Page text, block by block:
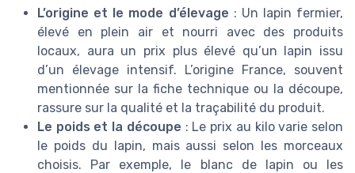
L’origine et le mode d’élevage : Un lapin fermier,
élevé en plein air et nourri avec des produits
locaux, aura un prix plus élevé qu’un lapin issu
d’un élevage intensif. L’origine France, souvent
mentionnée sur la fiche technique ou la découpe,
rassure sur la qualité et la traçabilité du produit.
Le poids et la découpe : Le prix au kilo varie selon
le poids du lapin, mais aussi selon les morceaux
choisis. Par exemple, le blanc de lapin ou les